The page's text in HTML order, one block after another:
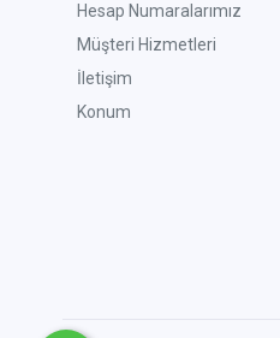
Hesap Numaralarımız
Müşteri Hizmetleri
İletişim
Konum